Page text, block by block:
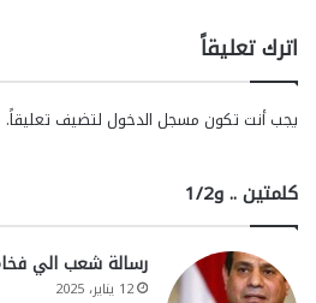
اترك تعليقاً
يجب أنت تكون مسجل الدخول لتضيف تعليقاً.
كلمتين .. و1/2
رسالة شعب الي
12 يناير، 2025